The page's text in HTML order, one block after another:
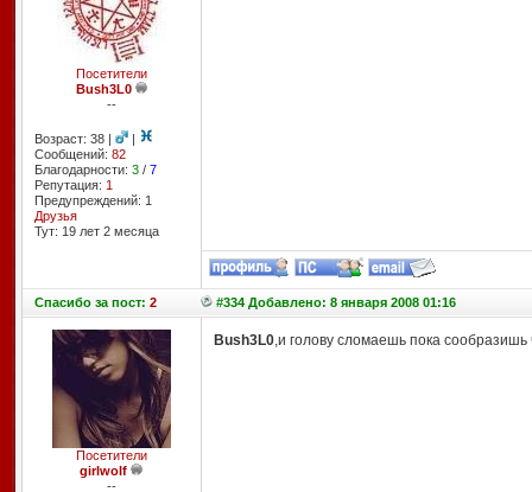
Посетители
Bush3L0
--
Возраст: 38 |
|
Сообщений: 82
Благодарности: 3/ 7
Репутация: 1
Предупреждений: 1
Друзья
Тут: 19 лет 2 месяцa
Спасибоза пост: 2 #334 Добавлено: 8 января 2008 01:16
Посетители
girlwolf
--
Bush3L0,и голову сломаешь пока